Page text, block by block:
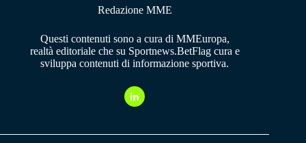
Redazione MME
Questi contenuti sono a cura di MMEuropa,
realtà editoriale che su Sportnews.BetFlag cura e
sviluppa contenuti di informazione sportiva.